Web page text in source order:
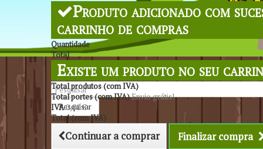
Pesquisar
Produto adicionado com
carrinho de compras
Quantidade
Total
Existe um produto no seu
Total produtos (com IVA)
Total portes (com IVA)Envio grátis!
IVA0,00 €
Total (com IVA)
Continuar a comprar Finalizar compra